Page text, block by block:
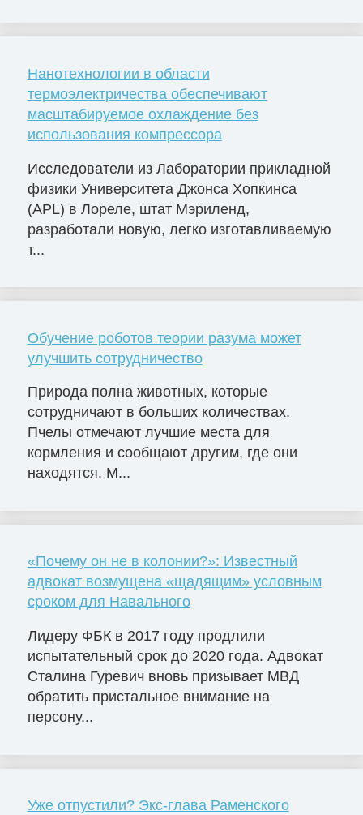
Нанотехнологии в области
термоэлектричества обеспечивают
масштабируемое охлаждение без
использования компрессора
Исследователи из Лаборатории прикладной
физики Университета Джонса Хопкинса
(APL) в Лореле, штат Мэриленд,
разработали новую, легко изготавливаемую
т...
Обучение роботов теории разума может
улучшить сотрудничество
Природа полна животных, которые
сотрудничают в больших количествах.
Пчелы отмечают лучшие места для
кормления и сообщают другим, где они
находятся. М...
«Почему он не в колонии?»: Известный
адвокат возмущена «щадящим» условным
сроком для Навального
Лидеру ФБК в 2017 году продлили
испытательный срок до 2020 года. Адвокат
Сталина Гуревич вновь призывает МВД
обратить пристальное внимание на
персону...
Уже отпустили? Экс-глава Раменского